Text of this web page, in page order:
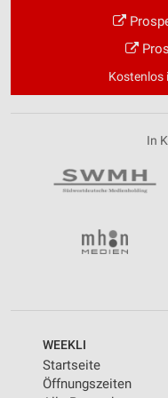
Kostenlos
In
WEEKLI
Startseite
Öffnungszeiten
Funktional